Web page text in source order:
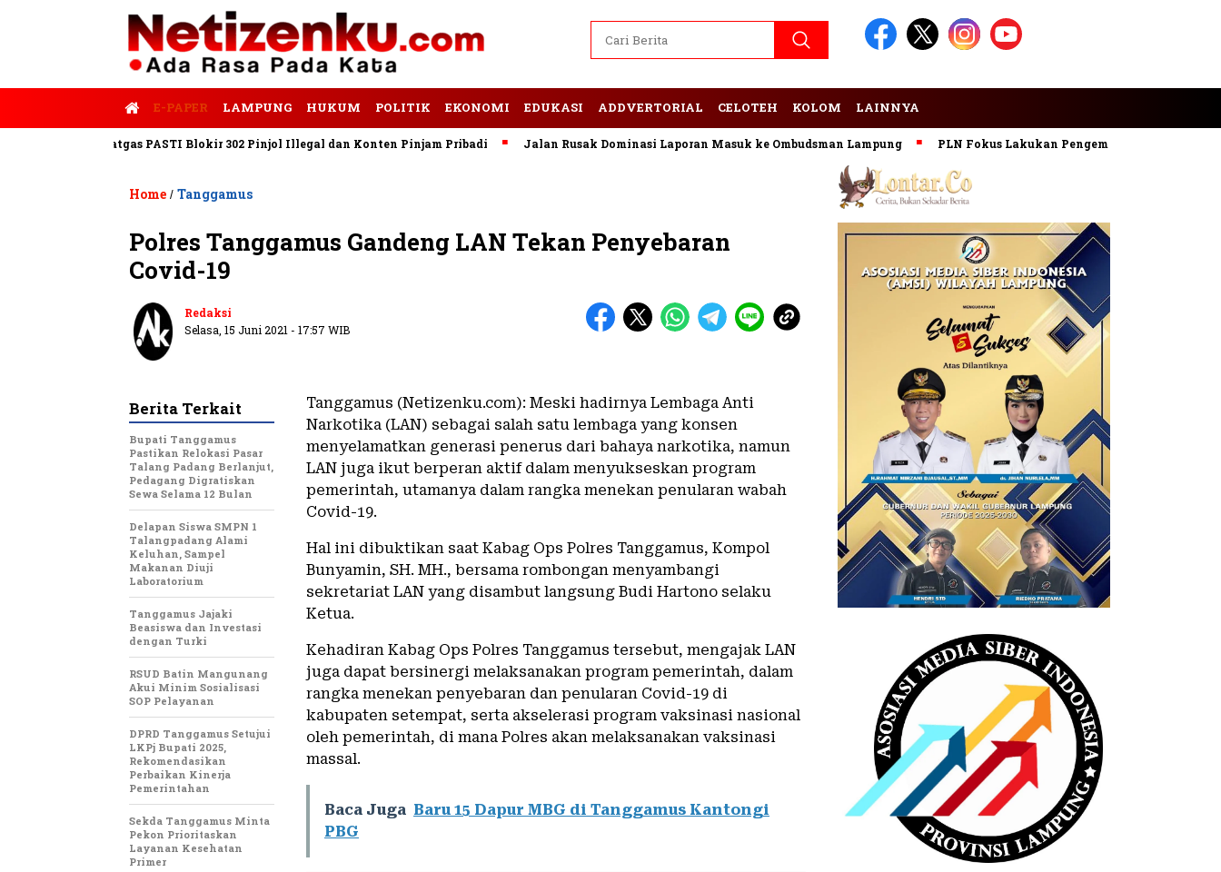
E-PAPER LAMPUNG HUKUM POLITIK EKONOMI EDUKASI ADDVERTORIAL CELOTEH KOLOM LAINNYA
Satgas PASTI Blokir 302 Pinjol Illegal dan Konten Pinjam Pribadi Jalan Rusak Dominasi Laporan Masuk ke Ombudsman Lampung PLN Fokus Lakukan Pengembangan Pembangkit EBT
Home / Tanggamus
Polres Tanggamus Gandeng LAN Tekan Penyebaran
Covid-19
Redaksi
Selasa, 15 Juni 2021 - 17:57 WIB
Tanggamus (Netizenku.com): Meski hadirnya Lembaga Anti
Narkotika (LAN) sebagai salah satu lembaga yang konsen
menyelamatkan generasi penerus dari bahaya narkotika, namun
LAN juga ikut berperan aktif dalam menyukseskan program
pemerintah, utamanya dalam rangka menekan penularan wabah
Covid-19.
Hal ini dibuktikan saat Kabag Ops Polres Tanggamus, Kompol
Bunyamin, SH. MH., bersama rombongan menyambangi
sekretariat LAN yang disambut langsung Budi Hartono selaku
Ketua.
Kehadiran Kabag Ops Polres Tanggamus tersebut, mengajak LAN
juga dapat bersinergi melaksanakan program pemerintah, dalam
rangka menekan penyebaran dan penularan Covid-19 di
kabupaten setempat, serta akselerasi program vaksinasi nasional
oleh pemerintah, di mana Polres akan melaksanakan vaksinasi
massal.
Baca Juga Baru 15 Dapur MBG di Tanggamus Kantongi
PBG
Berita Terkait
Bupati Tanggamus
Pastikan Relokasi Pasar
Talang Padang Berlanjut,
Pedagang Digratiskan
Sewa Selama 12 Bulan
Delapan Siswa SMPN 1
Talangpadang Alami
Keluhan, Sampel
Makanan Diuji
Laboratorium
Tanggamus Jajaki
Beasiswa dan Investasi
dengan Turki
RSUD Batin Mangunang
Akui Minim Sosialisasi
SOP Pelayanan
DPRD Tanggamus Setujui
LKPj Bupati 2025,
Rekomendasikan
Perbaikan Kinerja
Pemerintahan
Sekda Tanggamus Minta
Pekon Prioritaskan
Layanan Kesehatan
Primer